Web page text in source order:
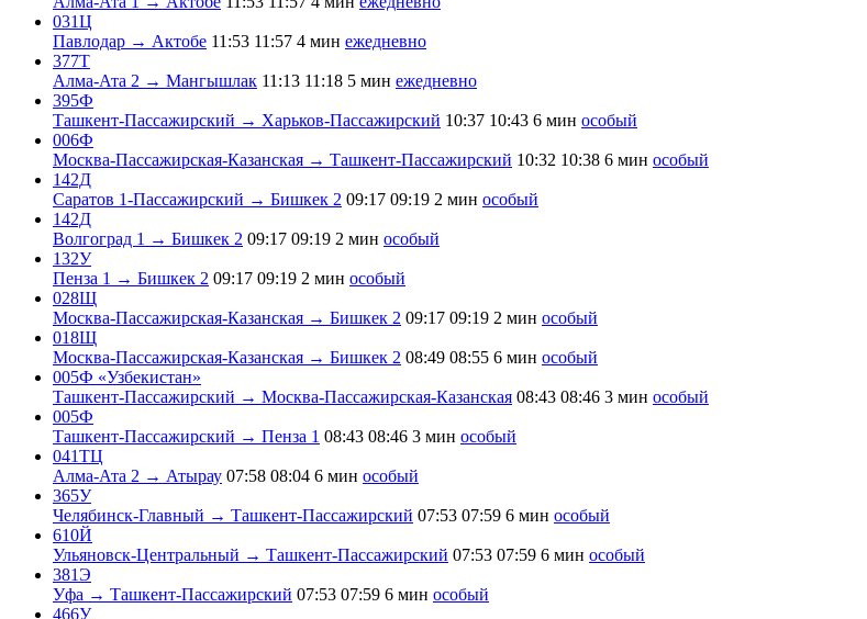
031Ц
Павлодар → Актобе 11:53 11:57 4 мин ежедневно
377Т
Алма-Ата 2 → Мангышлак 11:13 11:18 5 мин ежедневно
395Ф
Ташкент-Пассажирский → Харьков-Пассажирский 10:37 10:43 6 мин особый
006Ф
Москва-Пассажирская-Казанская → Ташкент-Пассажирский 10:32 10:38 6 мин особый
142Д
Саратов 1-Пассажирский → Бишкек 2 09:17 09:19 2 мин особый
142Д
Волгоград 1 → Бишкек 2 09:17 09:19 2 мин особый
132У
Пенза 1 → Бишкек 2 09:17 09:19 2 мин особый
028Щ
Москва-Пассажирская-Казанская → Бишкек 2 09:17 09:19 2 мин особый
018Щ
Москва-Пассажирская-Казанская → Бишкек 2 08:49 08:55 6 мин особый
005Ф «Узбекистан»
Ташкент-Пассажирский → Москва-Пассажирская-Казанская 08:43 08:46 3 мин особый
005Ф
Ташкент-Пассажирский → Пенза 1 08:43 08:46 3 мин особый
041ТЦ
Алма-Ата 2 → Атырау 07:58 08:04 6 мин особый
365У
Челябинск-Главный → Ташкент-Пассажирский 07:53 07:59 6 мин особый
610Й
Ульяновск-Центральный → Ташкент-Пассажирский 07:53 07:59 6 мин особый
381Э
Уфа → Ташкент-Пассажирский 07:53 07:59 6 мин особый
466У